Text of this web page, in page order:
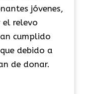
jóvenes,
el relevo
cumplido
debido a
de donar.